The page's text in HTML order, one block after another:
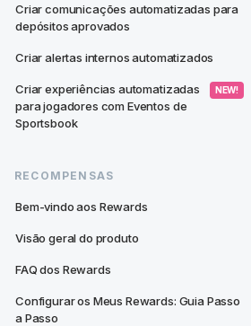
Criar comunicações automatizadas para
depósitos aprovados
Criar alertas internos automatizados
Criar experiências automatizadas
para jogadores com Eventos de
Sportsbook
NEW!
RECOMPENSAS
Bem-vindo aos Rewards
Visão geral do produto
FAQ dos Rewards
Configurar os Meus Rewards: Guia Passo
a Passo
🧠‍ Observação: Ao
a uma atividade, é
adicionar
a atividade